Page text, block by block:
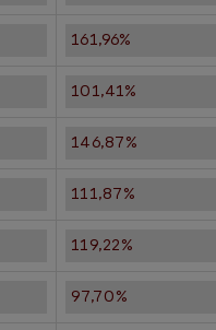
161,96%
101,41%
146,87%
111,87%
119,22%
97,70%